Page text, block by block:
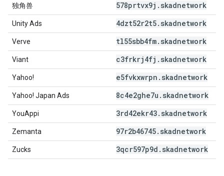
独角兽 578prtvx9j . skadnetwork
Unity Ads 4dzt52r2t5. skadnetwork
Verve tl55sbb4fm. skadnetwork
Viant c3frkrj4fj . skadnetwork
Yahoo! e5fvkxwrpn . skadnetwork
Yahoo! Japan Ads 8c4e2ghe7u . skadnetwork
YouAppi 3rd42ekr43. skadnetwork
Zemanta 97r2b46745. skadnetwork
Zucks 3qcr597p9d . skadnetwork